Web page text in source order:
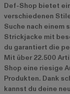
Def-Shop bietet
verschiedenen
Suche nach einem
Strickjacke mit
du garantiert die
Mit über 22.500
Shop eine riesige
Produkten. Dank
kannst du deine